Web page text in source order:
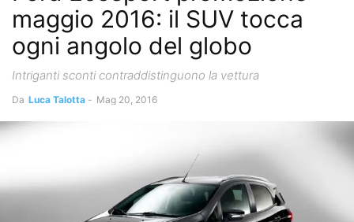
maggio 2016: il SUV tocca
ogni angolo del globo
Intriganti sconti contraddistinguono la vettura
Da Luca Talotta - Mag 20, 2016